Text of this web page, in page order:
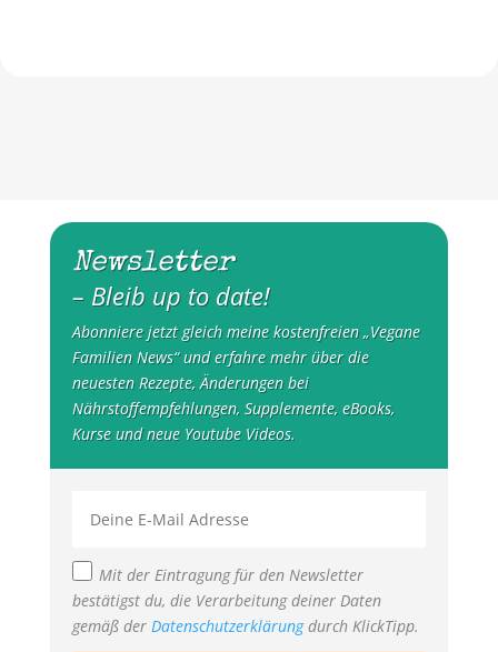
Newsletter
– Bleib up to date!
Abonniere jetzt gleich meine kostenfreien „Vegane
Familien News“ und erfahre mehr über die
neuesten Rezepte, Änderungen bei
Nährstoffempfehlungen, Supplemente, eBooks,
Kurse und neue Youtube Videos.
Mit der Eintragung für den Newsletter
bestätigst du, die Verarbeitung deiner Daten
gemäß der Datenschutzerklärungdurch KlickTipp.